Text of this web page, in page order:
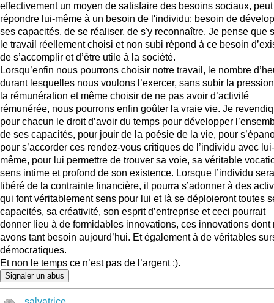
effectivement un moyen de satisfaire des besoins sociaux, peut
répondre lui-même à un besoin de l'individu: besoin de
ses capacités, de se réaliser, de s'y reconnaître. Je pense que
le travail réellement choisi et non subi répond à ce besoin
de s’accomplir et d’être utile à la société.
Lorsqu’enfin nous pourrons choisir notre travail, le nombre
durant lesquelles nous voulons l’exercer, sans subir la
la rémunération et même choisir de ne pas avoir d’activité
rémunérée, nous pourrons enfin goûter la vraie vie. Je
pour chacun le droit d’avoir du temps pour développer
de ses capacités, pour jouir de la poésie de la vie, pour
pour s’accorder ces rendez-vous critiques de l’individu avec lui-
même, pour lui permettre de trouver sa voie, sa véritable
sens intime et profond de son existence. Lorsque l’individu sera
libéré de la contrainte financière, il pourra s’adonner à des
qui font véritablement sens pour lui et là se déploieront toutes
capacités, sa créativité, son esprit d’entreprise et ceci pourrait
donner lieu à de formidables innovations, ces innovations dont
avons tant besoin aujourd’hui. Et également à de véritables
démocratiques.
Et non le temps ce n’est pas de l’argent :).
Signaler un abus